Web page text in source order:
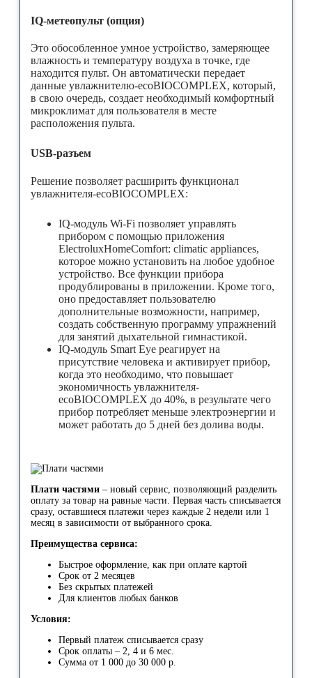
IQ-метеопульт (опция)
Это обособленное умное устройство, замеряющее
влажность и температуру воздуха в точке, где
находится пульт. Он автоматически передает
данные увлажнителю-ecoBIOCOMPLEX, который,
в свою очередь, создает необходимый комфортный
микроклимат для пользователя в месте
расположения пульта.
USB-разъем
Решение позволяет расширить функционал
увлажнителя-ecoBIOCOMPLEX:
IQ-модуль Wi-Fi позволяет управлять
прибором с помощью приложения
ElectroluxHomeComfort: climatic appliances,
которое можно установить на любое удобное
устройство. Все функции прибора
продублированы в приложении. Кроме того,
оно предоставляет пользователю
дополнительные возможности, например,
создать собственную программу упражнений
для занятий дыхательной гимнастикой.
IQ-модуль Smart Eye реагирует на
присутствие человека и активирует прибор,
когда это необходимо, что повышает
экономичность увлажнителя-
ecoBIOCOMPLEX до 40%, в результате чего
прибор потребляет меньше электроэнергии и
может работать до 5 дней без долива воды.
Плати частями – новый сервис, позволяющий разделить
оплату за товар на равные части. Первая часть списывается
сразу, оставшиеся платежи через каждые 2 недели или 1
месяц в зависимости от выбранного срока.
Преимущества сервиса:
Быстрое оформление, как при оплате картой
Срок от 2 месяцев
Без скрытых платежей
Для клиентов любых банков
Условия:
Первый платеж списывается сразу
Срок оплаты – 2, 4 и 6 мес.
Сумма от 1 000 до 30 000 р.